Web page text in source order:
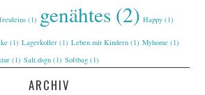
freuleins (1) genähtes (2) Happy (1)
(1) Lagerkoller (1) Leben mit Kindern (1) Myhome (1)
(1) Salt.dsgn (1) Softbag (1)
ARCHIV